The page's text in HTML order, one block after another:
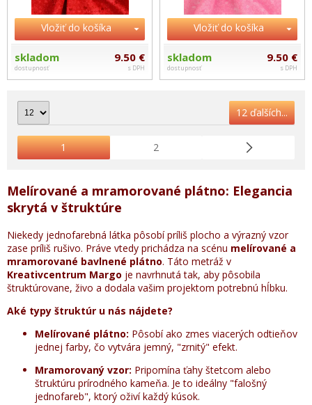
Vložiť do košíka
skladom
dostupnosť
9.50 €
s DPH
Vložiť do košíka
skladom
dostupnosť
9.50 €
s DPH
12 ďalších...
1 2
Melírované a mramorované plátno: Elegancia
skrytá v štruktúre
Niekedy jednofarebná látka pôsobí príliš plocho a výrazný vzor
zase príliš rušivo. Práve vtedy prichádza na scénu melírované a
mramorované bavlnené plátno. Táto metráž v
Kreativcentrum Margo je navrhnutá tak, aby pôsobila
štruktúrovane, živo a dodala vašim projektom potrebnú hĺbku.
Aké typy štruktúr u nás nájdete?
Melírované plátno: Pôsobí ako zmes viacerých odtieňov
jednej farby, čo vytvára jemný, "zrnitý" efekt.
Mramorovaný vzor: Pripomína ťahy štetcom alebo
štruktúru prírodného kameňa. Je to ideálny "falošný
jednofareb", ktorý oživí každý kúsok.